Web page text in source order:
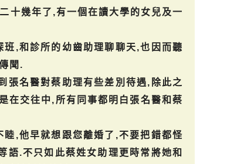
十幾年了,有一個在讀大學的女兒及一
,和診所的幼齒助理聊聊天,也因而聽
聞.
張名醫對蔡助理有些差別待遇,除此之
在交往中,所有同事都明白張名醫和蔡
,他早就想跟您離婚了,不要把錯都怪
.不只如此蔡姓女助理更時常將她和